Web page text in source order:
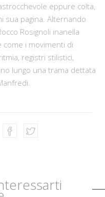
eppure colta,
sua pagina. Alternando
Rosignoli inanella
i movimenti di
registri stilistici,
lungo una trama dettata